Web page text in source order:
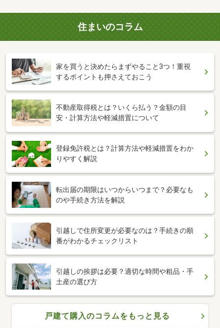
住まいのコラム
家を買うと決めたらまずやること3つ！重視
するポイントも押さえておこう
不動産取得税とは？いくら払う？金額の目
安・計算方法や軽減措置について
登録免許税とは？計算方法や軽減措置をわか
りやすく解説
転出届の期限はいつからいつまで？必要なも
のや手続き方法を解説
引越しで住所変更が必要なのは？手続きの順
番がわかるチェックリスト
引越しの挨拶は必要？適切な時間や粗品・手
土産の選び方
戸建て購入のコラムをもっと見る